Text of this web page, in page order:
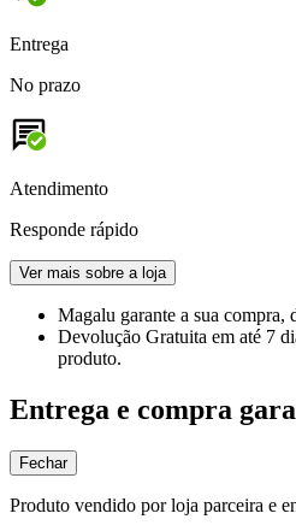
Entrega
No prazo
Atendimento
Responde rápido
Ver mais sobre a loja
Magalu garante a sua compra,
Devolução Gratuita em até 7
produto.
Entrega e compra
Fechar
Produto vendido por loja parceira e